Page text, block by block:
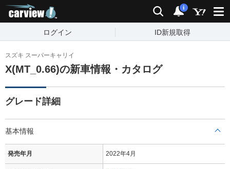
検索 通知
i
ログイン ID新規取得
スズキ スーパーキャリイ
X(MT_0.66)の新車情報・カタログ
グレード詳細
基本情報
発売年月 2022年4月